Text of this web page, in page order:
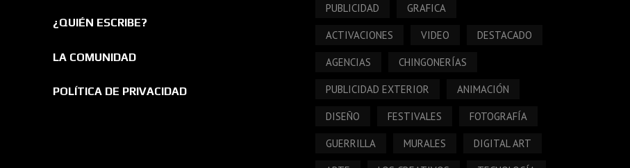
¿QUIÉN ESCRIBE?
LA COMUNIDAD
POLÍTICA DE PRIVACIDAD
PUBLICIDAD GRAFICA
ACTIVACIONES VIDEO DESTACADO
AGENCIAS CHINGONERÍAS
PUBLICIDAD EXTERIOR ANIMACIÓN
DISEÑO FESTIVALES FOTOGRAFÍA
GUERRILLA MURALES DIGITAL ART